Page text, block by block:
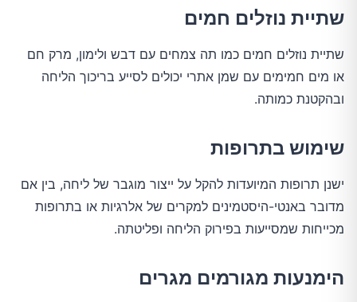
שתיית נוזלים חמים
שתיית נוזלים חמים כמו תה צמחים עם דבש ולימון, מרק חם
או מים חמימים עם שמן אתרי יכולים לסייע בריכוך הליחה
ובהקטנת כמותה.
שימוש בתרופות
ישנן תרופות המיועדות להקל על ייצור מוגבר של ליחה, בין אם
מדובר באנטי-היסטמינים למקרים של אלרגיות או בתרופות
מכייחות שמסייעות בפירוק הליחה ופליטתה.
הימנעות מגורמים מגרים